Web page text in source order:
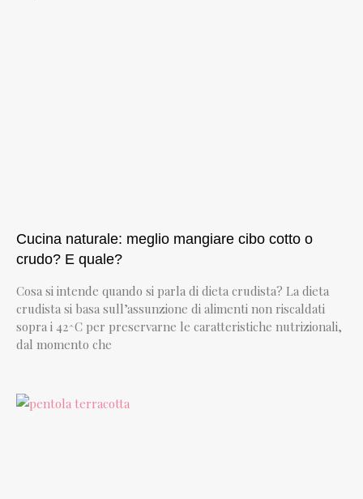
Cucina naturale: meglio mangiare cibo cotto o
crudo? E quale?
Cosa si intende quando si parla di dieta crudista? La dieta
crudista si basa sull’assunzione di alimenti non riscaldati
sopra i 42^C per preservarne le caratteristiche nutrizionali,
dal momento che